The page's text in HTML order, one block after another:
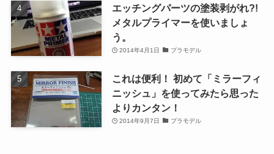
エッチングパーツの塗装剥がれ?!
メタルプライマーを使いましょ
う。
2014年4月1日 プラモデル
これは便利！ 初めて「ミラーフィ
ニッシュ」を使ってみたら思った
よりカンタン！
2014年9月7日 プラモデル